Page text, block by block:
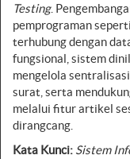
Testing.
pemprograman seperti
terhubung dengan
fungsional, sistem
mengelola
surat, serta
melalui fitur artikel
dirangcang.
Kata Kunci: Sistem